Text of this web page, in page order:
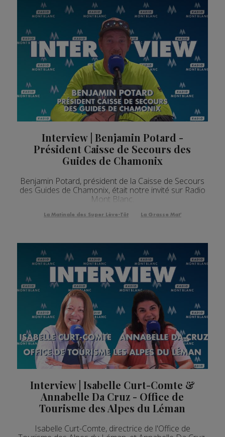
Interview | Benjamin Potard -
Président Caisse de Secours des
Guides de Chamonix
Benjamin Potard, président de la Caisse de Secours
des Guides de Chamonix, était notre invité sur Radio
Mont Blanc.
La Matinale des Super Lève-Tôt La Grasse Mat'
Interview | Isabelle Curt-Comte &
Annabelle Da Cruz - Office de
Tourisme des Alpes du Léman
Isabelle Curt-Comte, directrice de l'Office de